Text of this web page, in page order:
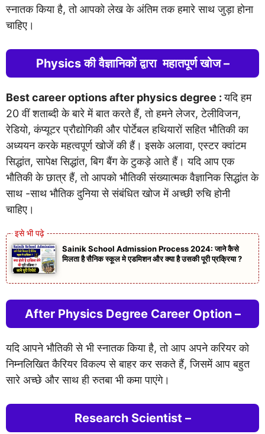
स्नातक किया है, तो आपको लेख के अंतिम तक हमारे साथ जुड़ा होना
चाहिए।
Physics की वैज्ञानिकों द्वारा महातपूर्ण खोज –
Best career options after physics degree :यदि हम
20 वीं शताब्दी के बारे में बात करते हैं, तो हमने लेजर, टेलीविजन,
रेडियो, कंप्यूटर प्रौद्योगिकी और पोर्टेबल हथियारों सहित भौतिकी का
अध्ययन करके महत्वपूर्ण खोजें की हैं। इसके अलावा, एस्टर क्वांटम
सिद्धांत, सापेक्ष सिद्धांत, बिग बैंग के टुकड़े आते हैं। यदि आप एक
भौतिकी के छात्र हैं, तो आपको भौतिकी संख्यात्मक वैज्ञानिक सिद्धांत के
साथ -साथ भौतिक दुनिया से संबंधित खोज में अच्छी रुचि होनी
चाहिए।
Sainik School Admission Process 2024: जाने कैसे
मिलता है सैनिक स्कूल मे एडमिशन और क्या है उसकी पूरी प्रक्रिया ?
After Physics Degree Career Option –
यदि आपने भौतिकी से भी स्नातक किया है, तो आप अपने करियर को
निम्नलिखित कैरियर विकल्प से बाहर कर सकते हैं, जिसमें आप बहुत
सारे अच्छे और साथ ही रुतबा भी कमा पाएंगे।
Research Scientist –